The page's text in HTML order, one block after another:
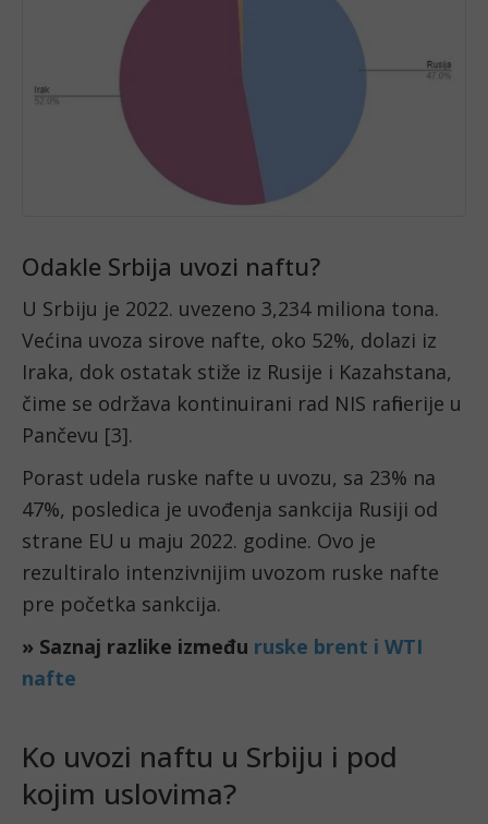
Odakle Srbija uvozi naftu?
U Srbiju je 2022. uvezeno 3,234 miliona tona.
Većina uvoza sirove nafte, oko 52%, dolazi iz
Iraka, dok ostatak stiže iz Rusije i Kazahstana,
čime se održava kontinuirani rad NIS rafinerije u
Pančevu [3].
Porast udela ruske nafte u uvozu, sa 23% na
47%, posledica je uvođenja sankcija Rusiji od
strane EU u maju 2022. godine. Ovo je
rezultiralo intenzivnijim uvozom ruske nafte
pre početka sankcija.
» Saznaj razlike između ruske brent i WTI
nafte
Ko uvozi naftu u Srbiju i pod
kojim uslovima?